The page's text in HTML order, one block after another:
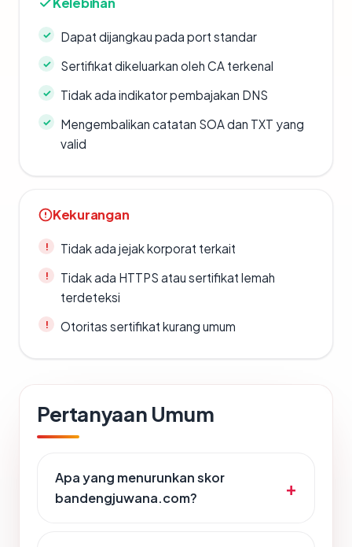
Dapat dijangkau pada port standar
Sertifikat dikeluarkan oleh CA terkenal
Tidak ada indikator pembajakan DNS
Mengembalikan catatan SOA dan TXT yang
valid
Kekurangan
Tidak ada jejak korporat terkait
Tidak ada HTTPS atau sertifikat lemah
terdeteksi
Otoritas sertifikat kurang umum
Pertanyaan Umum
Apa yang menurunkan skor
bandengjuwana.com?